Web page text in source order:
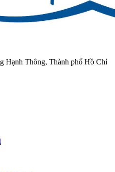
Hạnh Thông, Thành phố Hồ Chí